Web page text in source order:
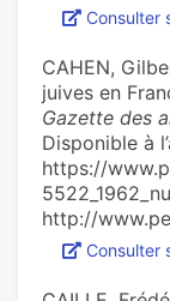
Consulter
CAHEN,
juives en
Gazette des
Disponible à
https://
http://
Consulter